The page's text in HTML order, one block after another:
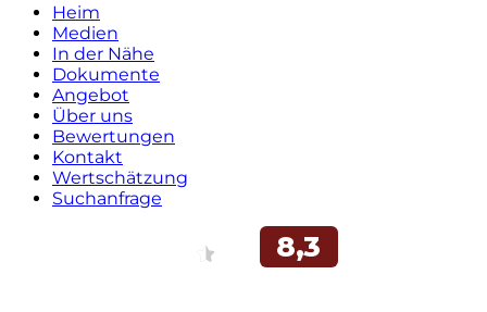
Heim
Medien
In der Nähe
Dokumente
Angebot
Über uns
Bewertungen
Kontakt
Wertschätzung
Suchanfrage